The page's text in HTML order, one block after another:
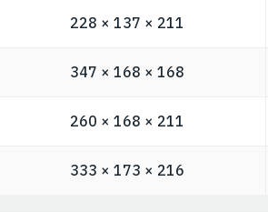
228 × 137 × 211
347 × 168 × 168
260 × 168 × 211
333 × 173 × 216